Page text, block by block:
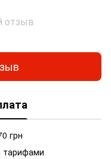
отзыв
грн
тарифами